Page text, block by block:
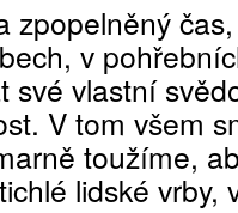
zpopelněný
v
své vlastní
V tom všem
toužíme,
lidské vrby,